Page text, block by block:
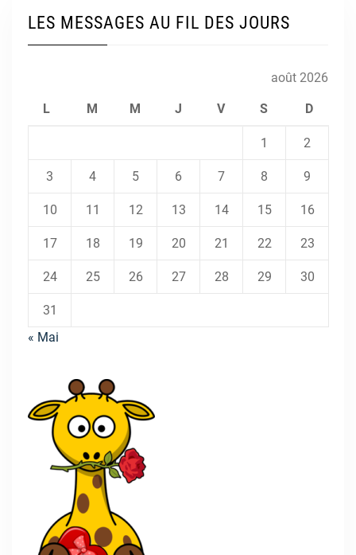
LES MESSAGES AU FIL DES JOURS
août 2026
L M M J V S D
1 2
3 4 5 6 7 8 9
10 11 12 13 14 15 16
17 18 19 20 21 22 23
24 25 26 27 28 29 30
31
« Mai